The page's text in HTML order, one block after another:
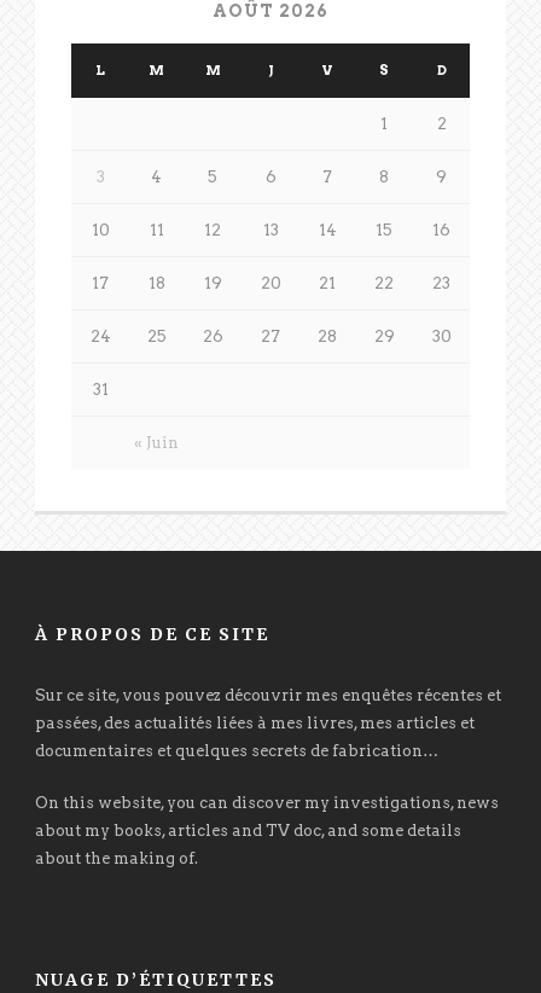
AOÛT 2026
L M M J V S D
« Juin
1 2
3 4 5 6 7 8 9
10 11 12 13 14 15 16
17 18 19 20 21 22 23
24 25 26 27 28 29 30
31
À PROPOS DE CE SITE
Sur ce site, vous pouvez découvrir mes enquêtes récentes et
passées, des actualités liées à mes livres, mes articles et
documentaires et quelques secrets de fabrication…
On this website, you can discover my investigations, news
about my books, articles and TV doc, and some details
about the making of.
NUAGE D’ÉTIQUETTES